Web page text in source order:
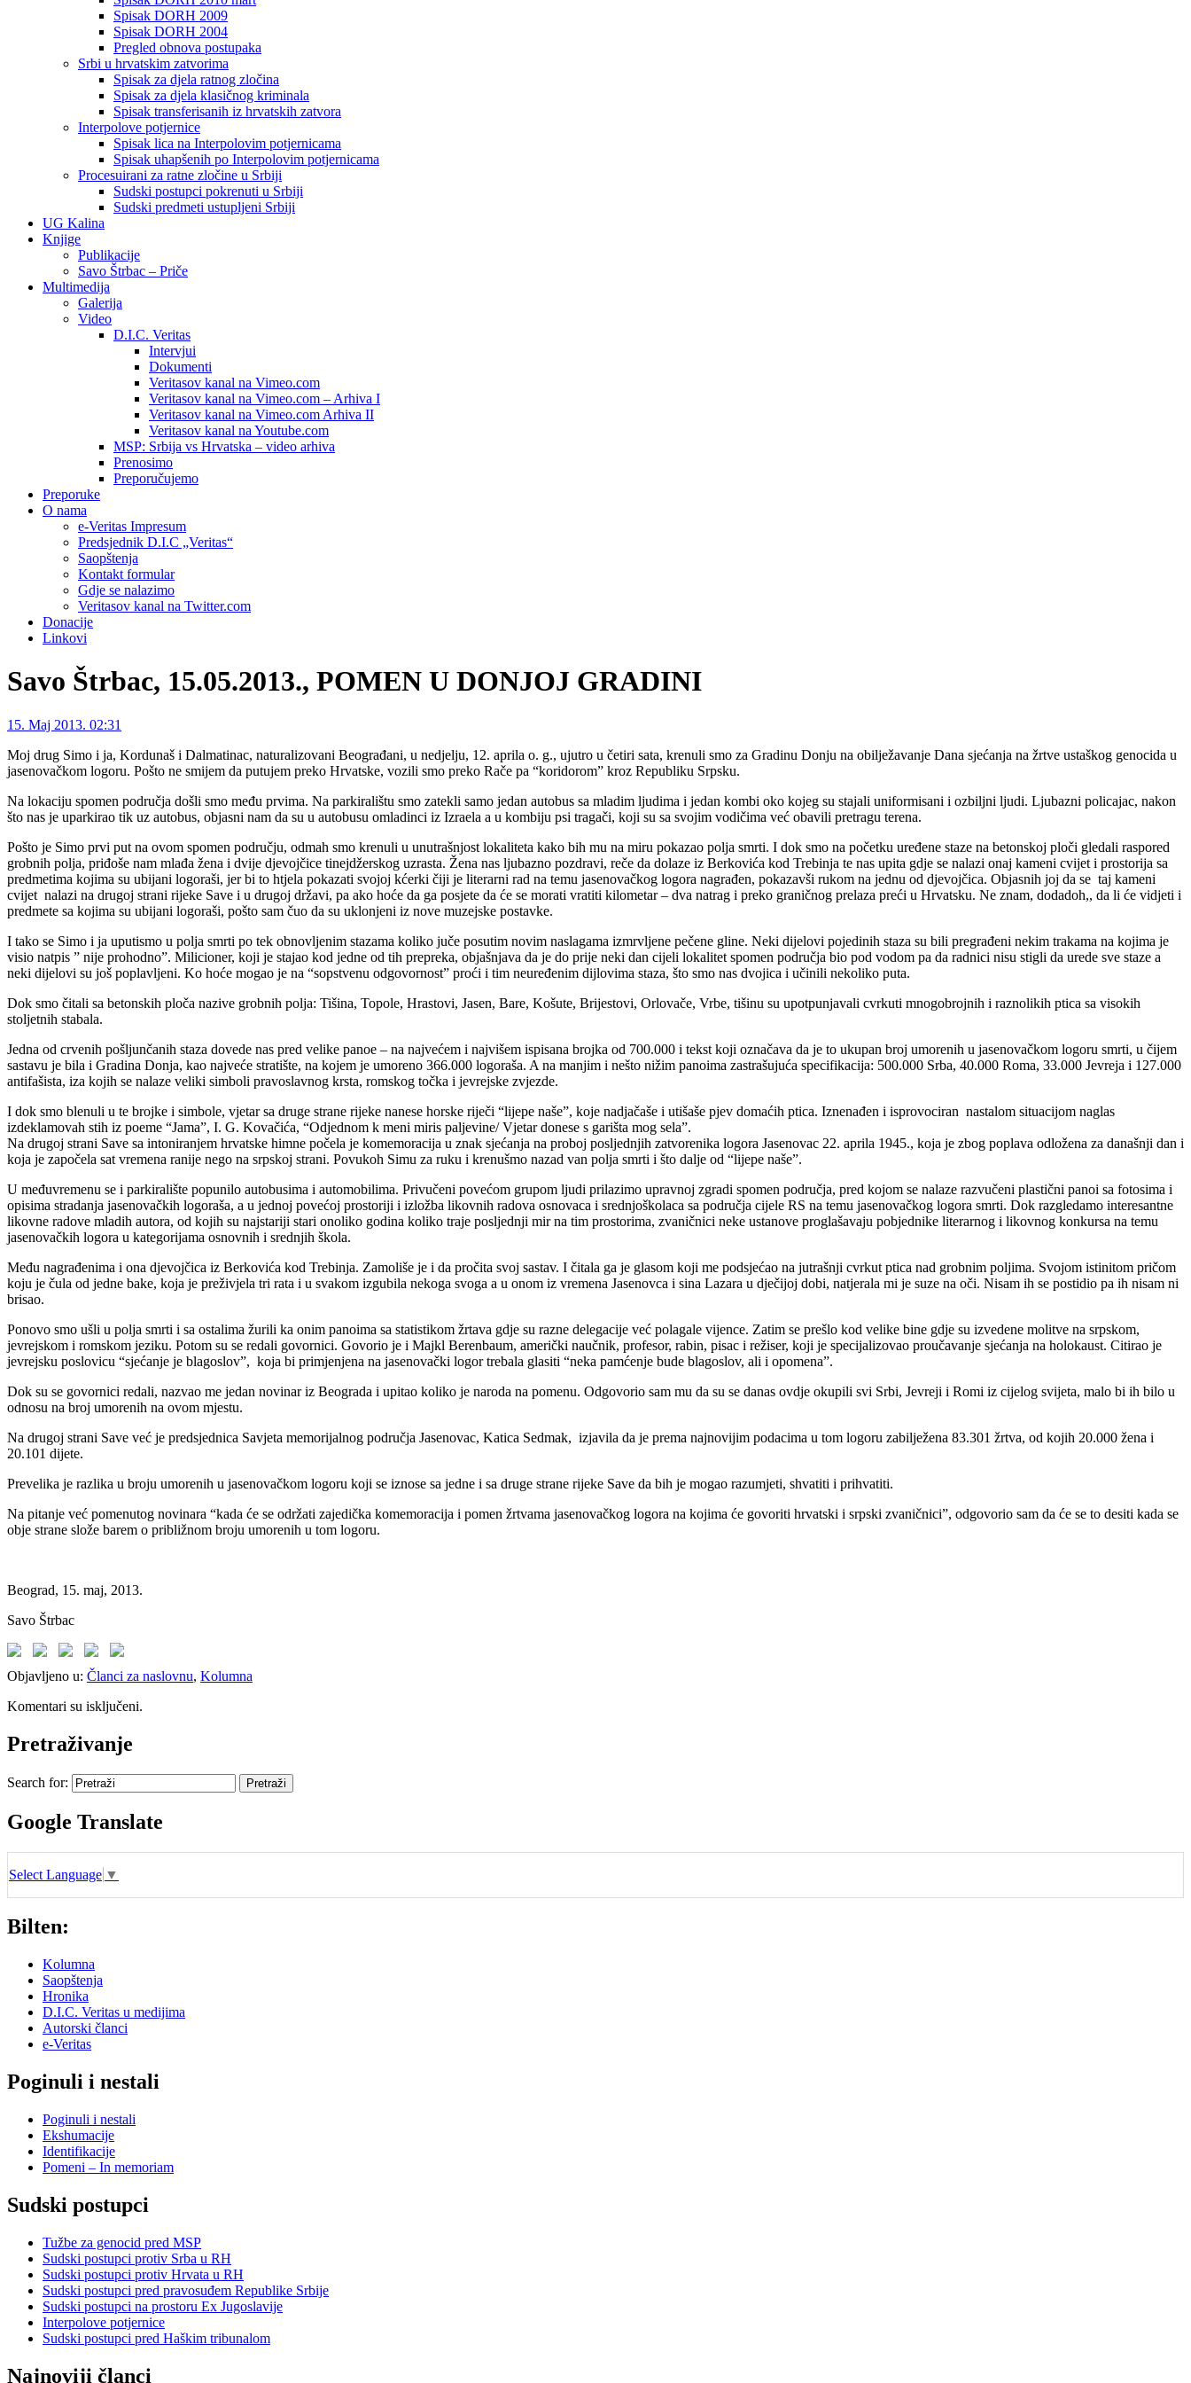
Spisak DORH 2009
Spisak DORH 2004
Pregled obnova postupaka
Srbi u hrvatskim zatvorima
Spisak za djela ratnog zločina
Spisak za djela klasičnog kriminala
Spisak transferisanih iz hrvatskih zatvora
Interpolove potjernice
Spisak lica na Interpolovim potjernicama
Spisak uhapšenih po Interpolovim potjernicama
Procesuirani za ratne zločine u Srbiji
Sudski postupci pokrenuti u Srbiji
Sudski predmeti ustupljeni Srbiji
UG Kalina
Knjige
Publikacije
Savo Štrbac – Priče
Multimedija
Galerija
Video
D.I.C. Veritas
Intervjui
Dokumenti
Veritasov kanal na Vimeo.com
Veritasov kanal na Vimeo.com – Arhiva I
Veritasov kanal na Vimeo.com Arhiva II
Veritasov kanal na Youtube.com
MSP: Srbija vs Hrvatska – video arhiva
Prenosimo
Preporučujemo
Preporuke
O nama
e-Veritas Impresum
Predsjednik D.I.C „Veritas“
Saopštenja
Kontakt formular
Gdje se nalazimo
Veritasov kanal na Twitter.com
Donacije
Linkovi
Savo Štrbac, 15.05.2013., POMEN U DONJOJ GRADINI
15. Maj 2013. 02:31
Moj drug Simo i ja, Kordunaš i Dalmatinac, naturalizovani Beograđani, u nedjelju, 12. aprila o. g., ujutro u četiri sata, krenuli smo za Gradinu Donju na obilježavanje Dana sjećanja na žrtve ustaškog genocida u
jasenovačkom logoru. Pošto ne smijem da putujem preko Hrvatske, vozili smo preko Rače pa “koridorom” kroz Republiku Srpsku.
Na lokaciju spomen područja došli smo među prvima. Na parkiralištu smo zatekli samo jedan autobus sa mladim ljudima i jedan kombi oko kojeg su stajali uniformisani i ozbiljni ljudi. Ljubazni policajac, nakon
što nas je uparkirao tik uz autobus, objasni nam da su u autobusu omladinci iz Izraela a u kombiju psi tragači, koji su sa svojim vodičima već obavili pretragu terena.
Pošto je Simo prvi put na ovom spomen području, odmah smo krenuli u unutrašnjost lokaliteta kako bih mu na miru pokazao polja smrti. I dok smo na početku uređene staze na betonskoj ploči gledali raspored
grobnih polja, priđoše nam mlađa žena i dvije djevojčice tinejdžerskog uzrasta. Žena nas ljubazno pozdravi, reče da dolaze iz Berkovića kod Trebinja te nas upita gdje se nalazi onaj kameni cvijet i prostorija sa
predmetima kojima su ubijani logoraši, jer bi to htjela pokazati svojoj kćerki čiji je literarni rad na temu jasenovačkog logora nagrađen, pokazavši rukom na jednu od djevojčica. Objasnih joj da se taj kameni
cvijet nalazi na drugoj strani rijeke Save i u drugoj državi, pa ako hoće da ga posjete da će se morati vratiti kilometar – dva natrag i preko graničnog prelaza preći u Hrvatsku. Ne znam, dodadoh,, da li će vidjeti i
predmete sa kojima su ubijani logoraši, pošto sam čuo da su uklonjeni iz nove muzejske postavke.
I tako se Simo i ja uputismo u polja smrti po tek obnovljenim stazama koliko juče posutim novim naslagama izmrvljene pečene gline. Neki dijelovi pojedinih staza su bili pregrađeni nekim trakama na kojima je
visio natpis ” nije prohodno”. Milicioner, koji je stajao kod jedne od tih prepreka, objašnjava da je do prije neki dan cijeli lokalitet spomen područja bio pod vodom pa da radnici nisu stigli da urede sve staze a
neki dijelovi su još poplavljeni. Ko hoće mogao je na “sopstvenu odgovornost” proći i tim neuređenim dijlovima staza, što smo nas dvojica i učinili nekoliko puta.
Dok smo čitali sa betonskih ploča nazive grobnih polja: Tišina, Topole, Hrastovi, Jasen, Bare, Košute, Brijestovi, Orlovače, Vrbe, tišinu su upotpunjavali cvrkuti mnogobrojnih i raznolikih ptica sa visokih
stoljetnih stabala.
Jedna od crvenih pošljunčanih staza dovede nas pred velike panoe – na najvećem i najvišem ispisana brojka od 700.000 i tekst koji označava da je to ukupan broj umorenih u jasenovačkom logoru smrti, u čijem
sastavu je bila i Gradina Donja, kao najveće stratište, na kojem je umoreno 366.000 logoraša. A na manjim i nešto nižim panoima zastrašujuća specifikacija: 500.000 Srba, 40.000 Roma, 33.000 Jevreja i 127.000
antifašista, iza kojih se nalaze veliki simboli pravoslavnog krsta, romskog točka i jevrejske zvjezde.
I dok smo blenuli u te brojke i simbole, vjetar sa druge strane rijeke nanese horske riječi “lijepe naše”, koje nadjačaše i utišaše pjev domaćih ptica. Iznenađen i isprovociran nastalom situacijom naglas
izdeklamovah stih iz poeme “Jama”, I. G. Kovačića, “Odjednom k meni miris paljevine/ Vjetar donese s garišta mog sela”.
Na drugoj strani Save sa intoniranjem hrvatske himne počela je komemoracija u znak sjećanja na proboj posljednjih zatvorenika logora Jasenovac 22. aprila 1945., koja je zbog poplava odložena za današnji dan i
koja je započela sat vremena ranije nego na srpskoj strani. Povukoh Simu za ruku i krenušmo nazad van polja smrti i što dalje od “lijepe naše”.
U međuvremenu se i parkiralište popunilo autobusima i automobilima. Privučeni povećom grupom ljudi prilazimo upravnoj zgradi spomen područja, pred kojom se nalaze razvučeni plastični panoi sa fotosima i
opisima stradanja jasenovačkih logoraša, a u jednoj povećoj prostoriji i izložba likovnih radova osnovaca i srednjoškolaca sa područja cijele RS na temu jasenovačkog logora smrti. Dok razgledamo interesantne
likovne radove mladih autora, od kojih su najstariji stari onoliko godina koliko traje posljednji mir na tim prostorima, zvaničnici neke ustanove proglašavaju pobjednike literarnog i likovnog konkursa na temu
jasenovačkih logora u kategorijama osnovnih i srednjih škola.
Među nagrađenima i ona djevojčica iz Berkovića kod Trebinja. Zamoliše je i da pročita svoj sastav. I čitala ga je glasom koji me podsjećao na jutrašnji cvrkut ptica nad grobnim poljima. Svojom istinitom pričom
koju je čula od jedne bake, koja je preživjela tri rata i u svakom izgubila nekoga svoga a u onom iz vremena Jasenovca i sina Lazara u dječijoj dobi, natjerala mi je suze na oči. Nisam ih se postidio pa ih nisam ni
brisao.
Ponovo smo ušli u polja smrti i sa ostalima žurili ka onim panoima sa statistikom žrtava gdje su razne delegacije već polagale vijence. Zatim se prešlo kod velike bine gdje su izvedene molitve na srpskom,
jevrejskom i romskom jeziku. Potom su se redali govornici. Govorio je i Majkl Berenbaum, američki naučnik, profesor, rabin, pisac i režiser, koji je specijalizovao proučavanje sjećanja na holokaust. Citirao je
jevrejsku poslovicu “sjećanje je blagoslov”, koja bi primjenjena na jasenovački logor trebala glasiti “neka pamćenje bude blagoslov, ali i opomena”.
Dok su se govornici redali, nazvao me jedan novinar iz Beograda i upitao koliko je naroda na pomenu. Odgovorio sam mu da su se danas ovdje okupili svi Srbi, Jevreji i Romi iz cijelog svijeta, malo bi ih bilo u
odnosu na broj umorenih na ovom mjestu.
Na drugoj strani Save već je predsjednica Savjeta memorijalnog područja Jasenovac, Katica Sedmak, izjavila da je prema najnovijim podacima u tom logoru zabilježena 83.301 žrtva, od kojih 20.000 žena i
20.101 dijete.
Prevelika je razlika u broju umorenih u jasenovačkom logoru koji se iznose sa jedne i sa druge strane rijeke Save da bih je mogao razumjeti, shvatiti i prihvatiti.
Na pitanje već pomenutog novinara “kada će se održati zajedička komemoracija i pomen žrtvama jasenovačkog logora na kojima će govoriti hrvatski i srpski zvaničnici”, odgovorio sam da će se to desiti kada se
obje strane slože barem o približnom broju umorenih u tom logoru.
Beograd, 15. maj, 2013.
Savo Štrbac
Objavljeno u: Članci za naslovnu, Kolumna
Komentari su isključeni.
Pretraživanje
Search for:
Google Translate
Select Language ▼
Bilten:
Kolumna
Saopštenja
Hronika
D.I.C. Veritas u medijima
Autorski članci
e-Veritas
Poginuli i nestali
Poginuli i nestali
Ekshumacije
Identifikacije
Pomeni – In memoriam
Sudski postupci
Tužbe za genocid pred MSP
Sudski postupci protiv Srba u RH
Sudski postupci protiv Hrvata u RH
Sudski postupci pred pravosuđem Republike Srbije
Sudski postupci na prostoru Ex Jugoslavije
Interpolove potjernice
Sudski postupci pred Haškim tribunalom
Najnoviji članci